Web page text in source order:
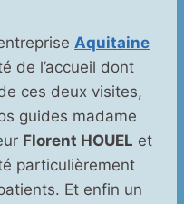
Aquitaine
de l’accueil dont
ces deux visites,
guides madame
Florent HOUEL et
particulièrement
Et enfin un